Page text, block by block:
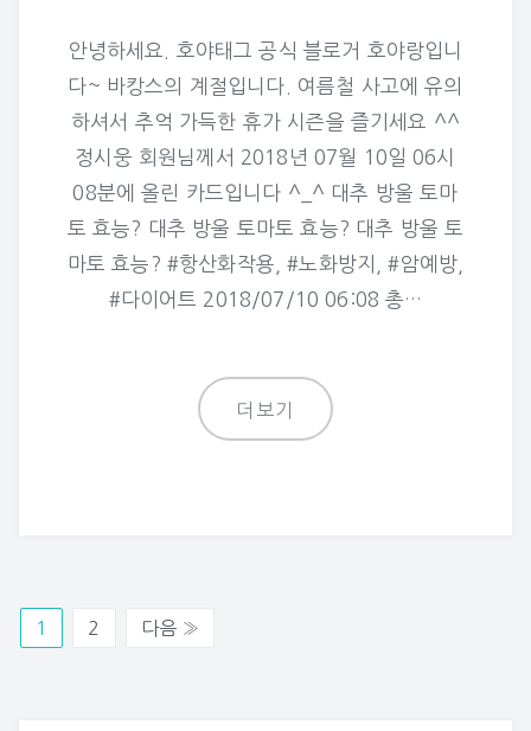
안녕하세요. 호야태그 공식 블로거 호야랑입니
다~ 바캉스의 계절입니다. 여름철 사고에 유의
하셔서 추억 가득한 휴가 시즌을 즐기세요 ^^
정시웅 회원님께서 2018년 07월 10일 06시
08분에 올린 카드입니다 ^_^ 대추 방울 토마
토 효능? 대추 방울 토마토 효능? 대추 방울 토
마토 효능? #항산화작용, #노화방지, #암예방,
#다이어트 2018/07/10 06:08 총…
더보기
1 2 다음 »